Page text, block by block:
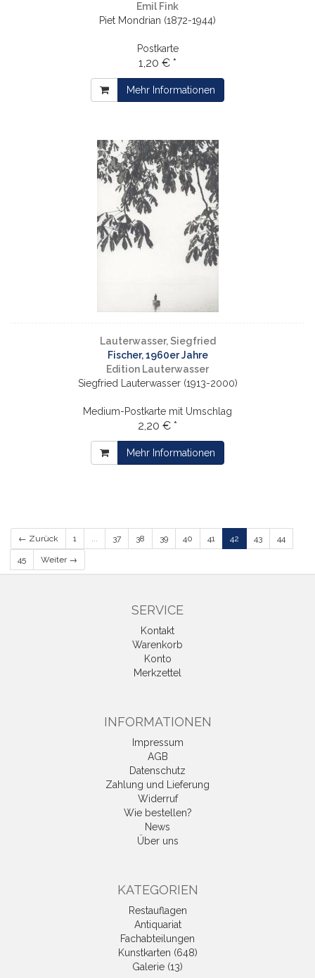
Emil Fink
Piet Mondrian (1872-1944)
Postkarte
1,20 € *
Mehr Informationen
Lauterwasser, Siegfried
Fischer, 1960er Jahre
Edition Lauterwasser
Siegfried Lauterwasser (1913-2000)
Medium-Postkarte mit Umschlag
2,20 € *
Mehr Informationen
← Zurück 1 ... 37 38 39 40 41 42 43 44
45 Weiter →
SERVICE
Kontakt
Warenkorb
Konto
Merkzettel
INFORMATIONEN
Impressum
AGB
Datenschutz
Zahlung und Lieferung
Widerruf
Wie bestellen?
News
Über uns
KATEGORIEN
Restauflagen
Antiquariat
Fachabteilungen
Kunstkarten (648)
Galerie (13)